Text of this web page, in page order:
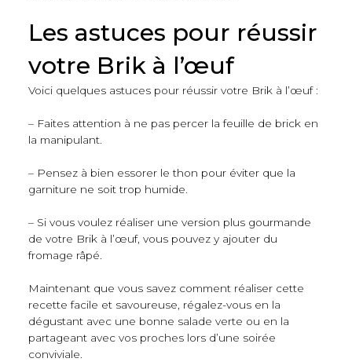
Les astuces pour réussir
votre Brik à l’œuf
Voici quelques astuces pour réussir votre Brik à l’œuf :
– Faites attention à ne pas percer la feuille de brick en
la manipulant.
– Pensez à bien essorer le thon pour éviter que la
garniture ne soit trop humide.
– Si vous voulez réaliser une version plus gourmande
de votre Brik à l’œuf, vous pouvez y ajouter du
fromage râpé.
Maintenant que vous savez comment réaliser cette
recette facile et savoureuse, régalez-vous en la
dégustant avec une bonne salade verte ou en la
partageant avec vos proches lors d’une soirée
conviviale.